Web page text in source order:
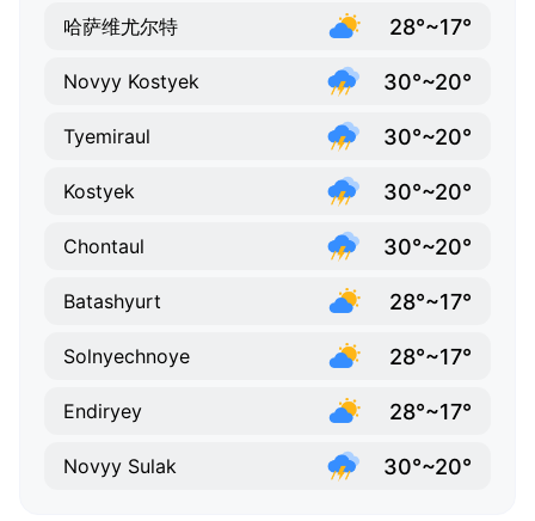
哈萨维尤尔特 28°~17°
Novyy Kostyek 30°~20°
Tyemiraul 30°~20°
Kostyek 30°~20°
Chontaul 30°~20°
Batashyurt 28°~17°
Solnyechnoye 28°~17°
Endiryey 28°~17°
Novyy Sulak 30°~20°